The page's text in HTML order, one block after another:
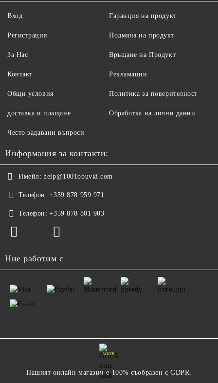
Вход
Регистрация
За Нас
Контакт
Общи условия
доставка и плащане
Гаранция на продукт
Подмяна на продукт
Връщане на Продукт
Рекламации
Политика за поверителност
Обработка на лични данни
Често задавани въпроси
Информация за контакти:
Имейл: help@1001obuvki.com
Телефон: +359 878 959 971
Телефон: +359 878 801 903
Ние работим с
GDPR
Нашият онлайн магазин е 100% съобразен с GDPR.